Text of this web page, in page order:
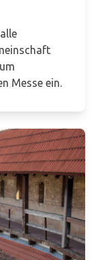
Messe ein.